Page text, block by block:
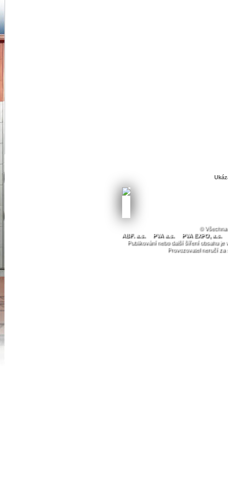
© Všechna
ABF. a.s.
PVA a.s.
PVA EXPO, a.s.
Publikování nebo další šíření obsahu
Provozovatel neručí za